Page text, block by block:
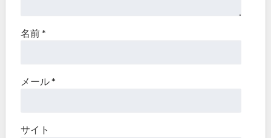
名前*
メール*
サイト